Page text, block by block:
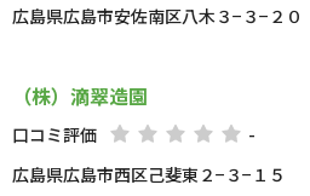
広島県広島市安佐南区八木３−３−２０
（株）滴翠造園
口コミ評価
-
広島県広島市西区己斐東２−３−１５